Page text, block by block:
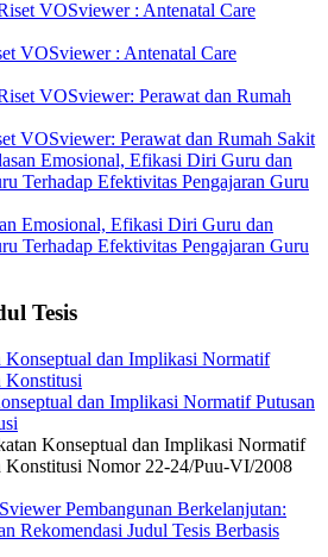
VOSviewer : Antenatal Care
VOSviewer: Perawat dan Rumah Sakit
Emosional, Efikasi Diri Guru dan
Terhadap Efektivitas Pengajaran Guru
Tesis
dan Implikasi Normatif Putusan
Konseptual dan Implikasi Normatif
Konstitusi Nomor 22-24/Puu-VI/2008